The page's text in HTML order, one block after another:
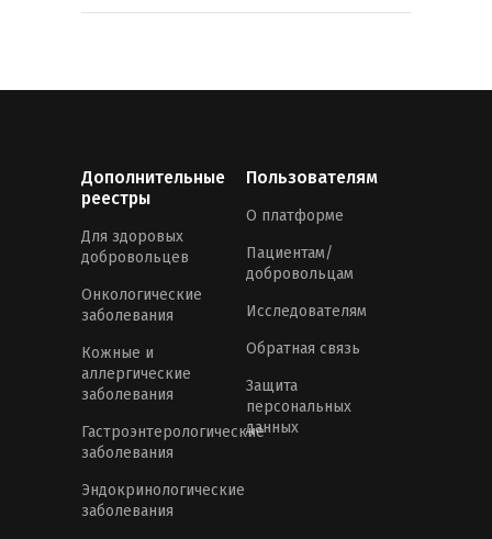
Дополнительные
реестры
Для здоровых
добровольцев
Онкологические
заболевания
Кожные и
аллергические
заболевания
Гастроэнтерологические
заболевания
Эндокринологические
заболевания
Пользователям
О платформе
Пациентам/
добровольцам
Исследователям
Обратная связь
Защита
персональных
данных